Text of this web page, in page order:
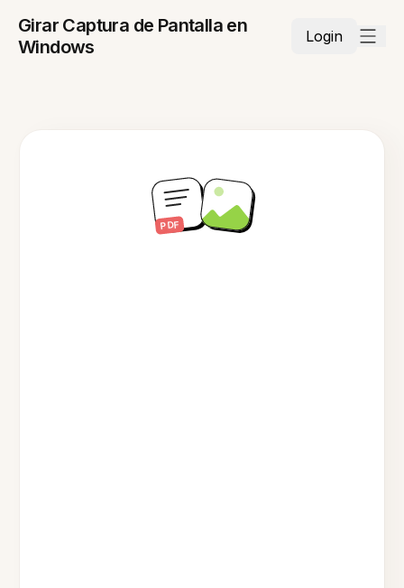
Girar Captura de Pantalla en
Windows
Login